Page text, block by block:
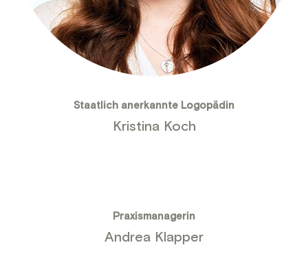
Staatlich anerkannte Logopädin
Kristina Koch
Praxismanagerin
Andrea Klapper